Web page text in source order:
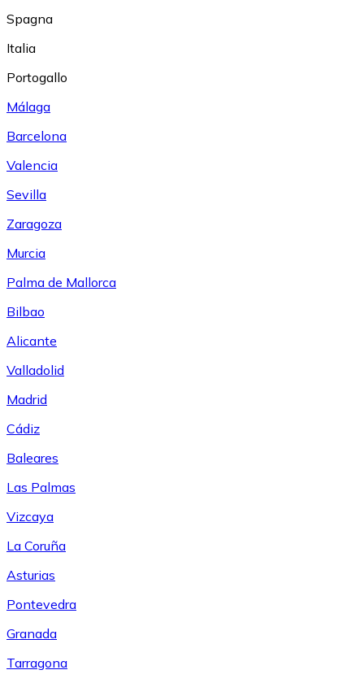
Spagna
Italia
Portogallo
Málaga
Barcelona
Valencia
Sevilla
Zaragoza
Murcia
Palma de Mallorca
Bilbao
Alicante
Valladolid
Madrid
Cádiz
Baleares
Las Palmas
Vizcaya
La Coruña
Asturias
Pontevedra
Granada
Tarragona